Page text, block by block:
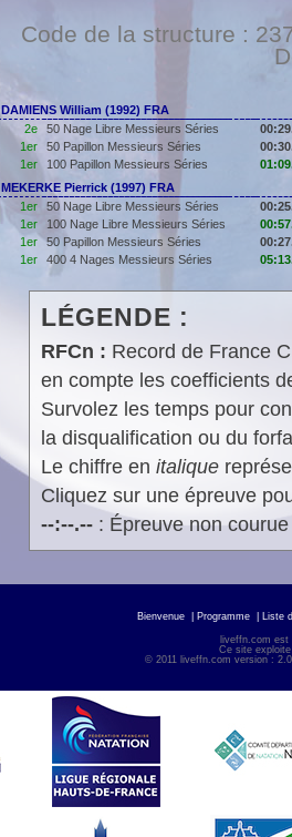
Code de la structure :
DAMIENS William (1992) FRA
2e
50 Nage Libre Messieurs Séries
1er
50 Papillon Messieurs Séries
1er
100 Papillon Messieurs Séries
MEKERKE Pierrick (1997) FRA
1er
50 Nage Libre Messieurs Séries
1er
100 Nage Libre Messieurs Séries
1er
50 Papillon Messieurs Séries
1er
400 4 Nages Messieurs Séries
LÉGENDE :
RFCn : Record de France
en compte les coefficients
Survolez les temps pour
la disqualification ou du
Le chiffre en italique
Cliquez sur une épreuve
--:--.--: Épreuve non
Bienvenue Programme Liste
liveffn.com est
Ce site
© 2011 liveffn.com version :